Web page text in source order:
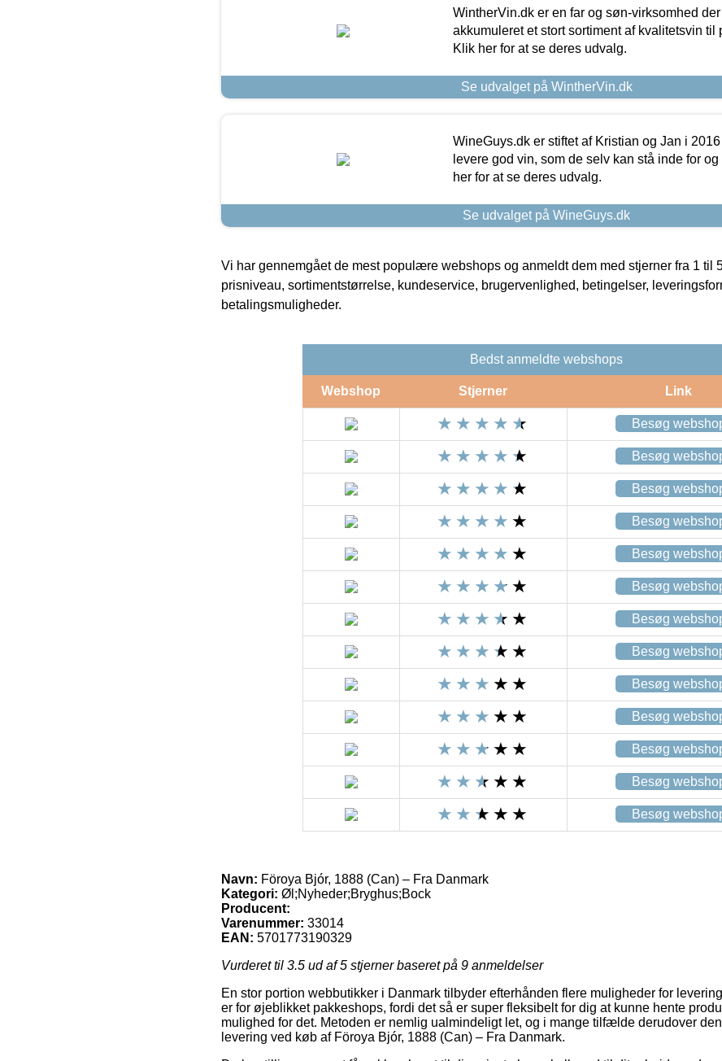
WintherVin.dk er en far og søn-virksomhed
akkumuleret et stort sortiment af kvalitetsvin til
Klik her for at se deres udvalg.
Se udvalget på WintherVin.dk
WineGuys.dk er stiftet af Kristian og Jan i
levere god vin, som de selv kan stå inde for
her for at se deres udvalg.
Se udvalget på WineGuys.dk
Vi har gennemgået de mest populære webshops og anmeldt dem med stjerner fra 1 til
prisniveau, sortimentstørrelse, kundeservice, brugervenlighed, betingelser,
betalingsmuligheder.
Bedst anmeldte webshops
Webshop Stjerner Link
Besøg
Besøg
Besøg
Besøg
Besøg
Besøg
Besøg
Besøg
Besøg
Besøg
Besøg
Besøg
Besøg
Navn: Föroya Bjór, 1888 (Can) – Fra Danmark
Kategori: Øl;Nyheder;Bryghus;Bock
Producent:
Varenummer: 33014
EAN: 5701773190329
Vurderet til 3.5 ud af 5 stjerner baseret på 9 anmeldelser
En stor portion webbutikker i Danmark tilbyder efterhånden flere muligheder for
er for øjeblikket pakkeshops, fordi det så er super fleksibelt for dig at kunne hente
mulighed for det. Metoden er nemlig ualmindeligt let, og i mange tilfælde derudover
levering ved køb af Föroya Bjór, 1888 (Can) – Fra Danmark.